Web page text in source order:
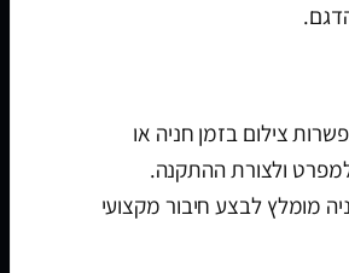
צילום בזמן חניה או
למפרט ולצורת ההתקנה.
מומלץ לבצע חיבור מקצועי